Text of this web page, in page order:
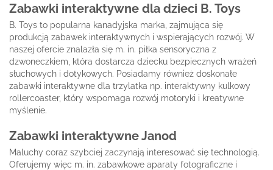
Zabawki interaktywne dla dzieci B. Toys
B. Toys to popularna kanadyjska marka, zajmująca się
produkcją zabawek interaktywnych i wspierających rozwój. W
naszej ofercie znalazła się m. in. piłka sensoryczna z
dzwoneczkiem, która dostarcza dziecku bezpiecznych wrażeń
słuchowych i dotykowych. Posiadamy również doskonałe
zabawki interaktywne dla trzylatka np. interaktywny kulkowy
rollercoaster, który wspomaga rozwój motoryki i kreatywne
myślenie.
Zabawki interaktywne Janod
Maluchy coraz szybciej zaczynają interesować się technologią.
Oferujemy więc m. in. zabawkowe aparaty fotograficzne i